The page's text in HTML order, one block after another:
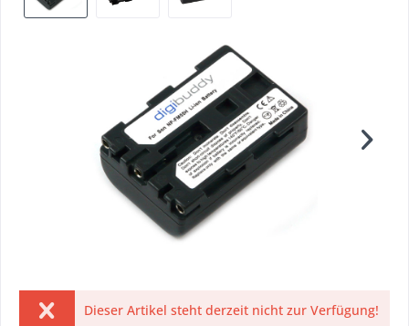
Dieser Artikel steht derzeit nicht zur Verfügung!